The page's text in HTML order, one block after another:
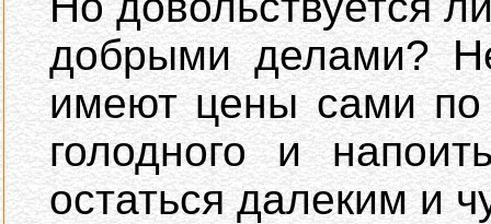
добрыми делами?
имеют цены сами
голодного и
остаться далеким и